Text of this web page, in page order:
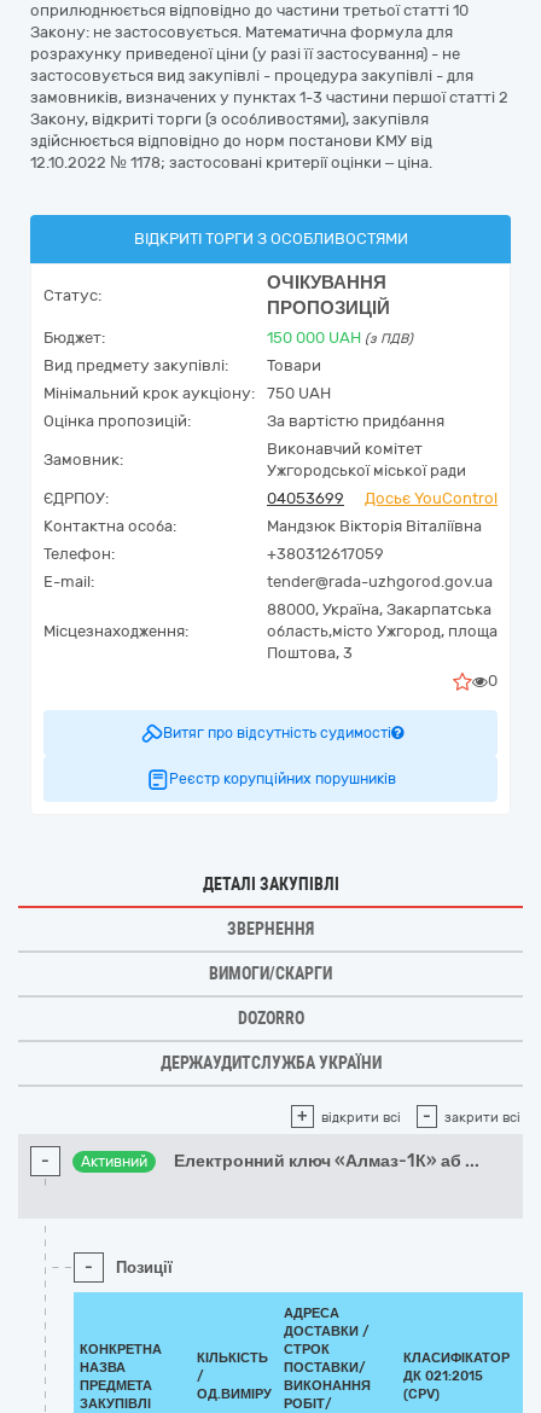
оприлюднюється відповідно до частини третьої статті 10
Закону: не застосовується. Математична формула для
розрахунку приведеної ціни (у разі її застосування) - не
застосовується вид закупівлі - процедура закупівлі - для
замовників, визначених у пунктах 1-3 частини першої статті 2
Закону, відкриті торги (з особливостями), закупівля
здійснюється відповідно до норм постанови КМУ від
12.10.2022 № 1178; застосовані критерії оцінки – ціна.
ВІДКРИТІ ТОРГИ З ОСОБЛИВОСТЯМИ
Статус:
ОЧІКУВАННЯ
ПРОПОЗИЦІЙ
Бюджет: 150 000 UAH (з ПДВ)
Вид предмету закупівлі:
Товари
Мінімальний крок аукціону:
750 UAH
Оцінка пропозицій:
За вартістю придбання
Замовник:
Виконавчий комітет
Ужгородської міської ради
ЄДРПОУ:
04053699
Досьє YouControl
Контактна особа:
Мандзюк Вікторія Віталіївна
Телефон:
+380312617059
E-mail:
tender@rada-uzhgorod.gov.ua
Місцезнаходження:
88000, Україна, Закарпатська
область,місто Ужгород, площа
Поштова, 3
0
Витяг про відсутність судимості
Реєстр корупційних порушників
ДЕТАЛІ ЗАКУПІВЛІ
ЗВЕРНЕННЯ
ВИМОГИ/СКАРГИ
DOZORRO
ДЕРЖАУДИТСЛУЖБА УКРАЇНИ
+ відкрити всі - закрити всі
- Активний Електронний ключ «Алмаз-1К» аб ...
- Позиції
КОНКРЕТНА
НАЗВА
ПРЕДМЕТА
ЗАКУПІВЛІ
КІЛЬКІСТЬ
/
ОД.ВИМІРУ
АДРЕСА
ДОСТАВКИ /
СТРОК
ПОСТАВКИ/
ВИКОНАННЯ
РОБІТ/
КЛАСИФІКАТОР
ДК 021:2015
(CPV)